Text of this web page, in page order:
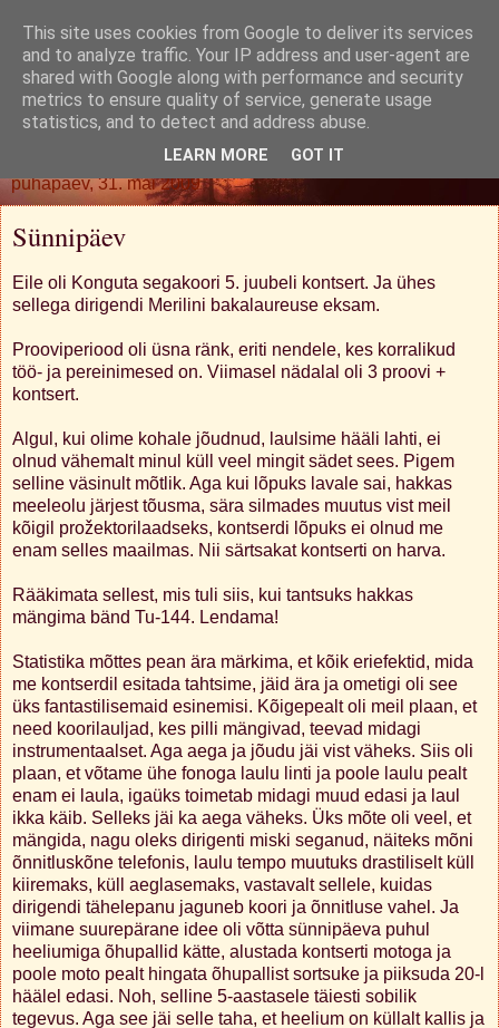
Oh. Jah. Muidugi.
pühapäev, 31. mai 2009
Sünnipäev
Eile oli Konguta segakoori 5. juubeli kontsert. Ja ühes
sellega dirigendi Merilini bakalaureuse eksam.
Prooviperiood oli üsna ränk, eriti nendele, kes korralikud
töö- ja pereinimesed on. Viimasel nädalal oli 3 proovi +
kontsert.
Algul, kui olime kohale jõudnud, laulsime hääli lahti, ei
olnud vähemalt minul küll veel mingit sädet sees. Pigem
selline väsinult mõtlik. Aga kui lõpuks lavale sai, hakkas
meeleolu järjest tõusma, sära silmades muutus vist meil
kõigil prožektorilaadseks, kontserdi lõpuks ei olnud me
enam selles maailmas. Nii särtsakat kontserti on harva.
Rääkimata sellest, mis tuli siis, kui tantsuks hakkas
mängima bänd Tu-144. Lendama!
Statistika mõttes pean ära märkima, et kõik eriefektid, mida
me kontserdil esitada tahtsime, jäid ära ja ometigi oli see
üks fantastilisemaid esinemisi. Kõigepealt oli meil plaan, et
need koorilauljad, kes pilli mängivad, teevad midagi
instrumentaalset. Aga aega ja jõudu jäi vist väheks. Siis oli
plaan, et võtame ühe fonoga laulu linti ja poole laulu pealt
enam ei laula, igaüks toimetab midagi muud edasi ja laul
ikka käib. Selleks jäi ka aega väheks. Üks mõte oli veel, et
mängida, nagu oleks dirigenti miski seganud, näiteks mõni
õnnitluskõne telefonis, laulu tempo muutuks drastiliselt küll
kiiremaks, küll aeglasemaks, vastavalt sellele, kuidas
dirigendi tähelepanu jaguneb koori ja õnnitluse vahel. Ja
viimane suurepärane idee oli võtta sünnipäeva puhul
heeliumiga õhupallid kätte, alustada kontserti motoga ja
poole moto pealt hingata õhupallist sortsuke ja piiksuda 20-l
häälel edasi. Noh, selline 5-aastasele täiesti sobilik
tegevus. Aga see jäi selle taha, et heelium on küllalt kallis ja
This site uses cookies from Google to deliver its services
and to analyze traffic. Your IP address and user-agent are
shared with Google along with performance and security
metrics to ensure quality of service, generate usage
statistics, and to detect and address abuse.
LEARN MORE GOT IT